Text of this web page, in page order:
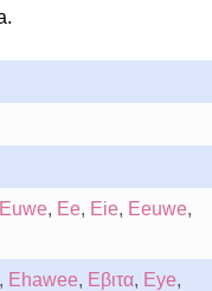
Euwe, Ee, Eie, Eeuwe,
, Ehawee, Eβιτα, Eye,